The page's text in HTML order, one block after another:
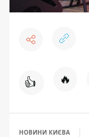
👍 🔥
НОВИНИ КИЄВА